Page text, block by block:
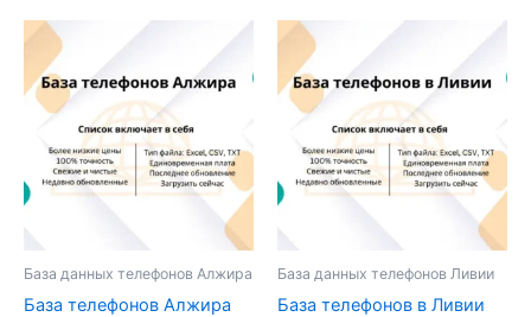
База данных телефонов Алжира
База телефонов Алжира
База данных телефонов Ливии
База телефонов в Ливии